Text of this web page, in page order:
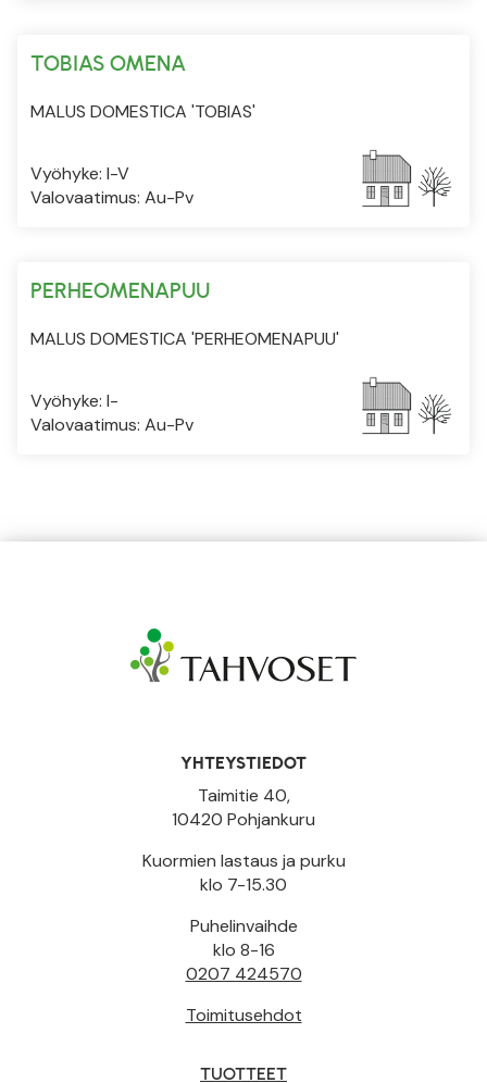
TOBIAS OMENA
MALUS DOMESTICA 'TOBIAS'
Vyöhyke: I-V
Valovaatimus: Au-Pv
PERHEOMENAPUU
MALUS DOMESTICA 'PERHEOMENAPUU'
Vyöhyke: I-
Valovaatimus: Au-Pv
YHTEYSTIEDOT
Taimitie 40,
10420 Pohjankuru
Kuormien lastaus ja purku
klo 7-15.30
Puhelinvaihde
klo 8-16
0207 424570
Toimitusehdot
TUOTTEET